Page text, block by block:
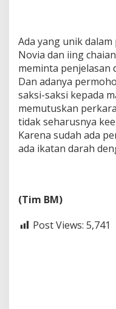
Ada yang unik
Novia dan iing
meminta penjelasan
Dan adanya
saksi-saksi kepada
memutuskan
tidak seharusnya
Karena sudah ada
ada ikatan darah
(Tim BM)
Post Views: 5,741